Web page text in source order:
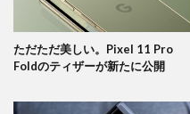
ただただ美しい。Pixel 11 Pro
Foldのティザーが新たに公開